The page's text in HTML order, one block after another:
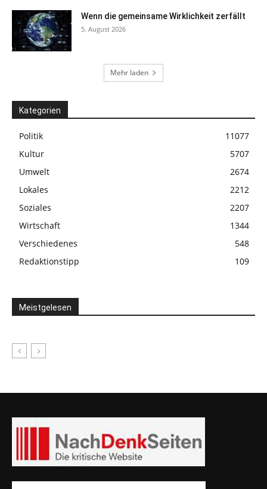
Wenn die gemeinsame Wirklichkeit zerfällt
5. August 2026
Mehr laden
Kategorien
Politik
11077
Kultur
5707
Umwelt
2674
Lokales
2212
Soziales
2207
Wirtschaft
1344
Verschiedenes
548
Redaktionstipp
109
Meistgelesen